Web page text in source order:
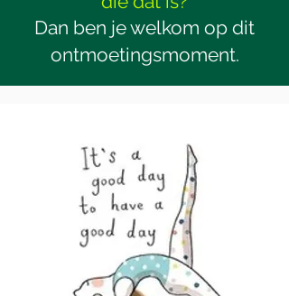
Dan ben je welkom op dit
ontmoetingsmoment.